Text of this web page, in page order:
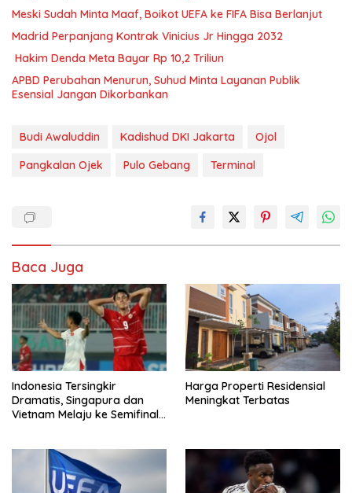
Meski Sudah Minta Maaf, Boikot UEFA ke FIFA Bisa Berlanjut
Madrid Perpanjang Kontrak Vinicius Jr Hingga 2032
Hakim Denda Meta Bayar Rp 10,2 Triliun
APBD Perubahan Menurun, Suhud Minta Layanan Publik
Esensial Jangan Dikorbankan
Budi Awaluddin Kadishud DKI Jakarta
Ojol
Pangkalan Ojek
Pulo Gebang Terminal
Baca Juga
Indonesia Tersingkir
Dramatis, Singapura dan
Vietnam Melaju ke Semifinal
Harga Properti Residensial
Meningkat Terbatas